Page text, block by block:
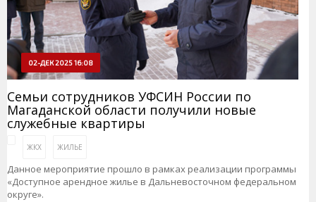
02-ДЕК 2025 16:08
Семьи сотрудников УФСИН России по
Магаданской области получили новые
служебные квартиры
ЖКХ ЖИЛЬЕ
Данное мероприятие прошло в рамках реализации программы
«Доступное арендное жилье в Дальневосточном федеральном
округе».